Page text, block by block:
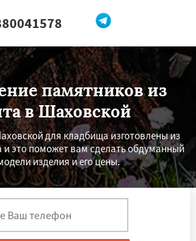
мне
памятников из
в Шаховской
для кладбища изготовлены из
и это поможет вам сделать обдуманный
изделия и его цены.